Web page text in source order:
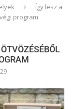
Így lesz a
program